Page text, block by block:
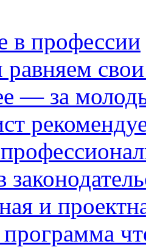
в профессии
— за
и